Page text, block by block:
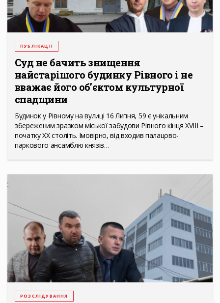
ПУБЛІКАЦІЇ
Суд не бачить знищення
найстарішого будинку Рівного і не
вважає його об’єктом культурної
спадщини
Будинок у Рівному на вулиці 16 Липня, 59 є унікальним
збереженим зразком міської забудови Рівного кінця ХVІІІ –
початку ХХ століть. Імовірно, від входив палацово-
паркового ансамблю князів…
РОЗСЛІДУВАННЯ